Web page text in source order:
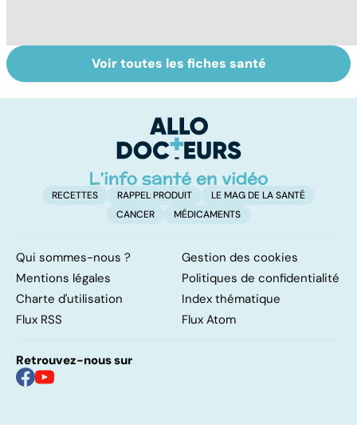
Qu'est-ce que
l'index
Tout savoir sur
les infections
Voir toutes les fiches santé
RECETTES RAPPEL PRODUIT
LE MAG DE LA SANTÉ
CANCER
MÉDICAMENTS
Qui sommes-nous ?
Gestion des cookies
Mentions légales
Politiques de confidentialité
Charte d'utilisation
Index thématique
Flux RSS
Flux Atom
Retrouvez-nous sur